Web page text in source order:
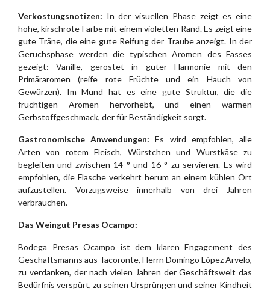
Verkostungsnotizen: In der visuellen Phase zeigt es eine
hohe, kirschrote Farbe mit einem violetten Rand. Es zeigt eine
gute Träne, die eine gute Reifung der Traube anzeigt. In der
Geruchsphase werden die typischen Aromen des Fasses
gezeigt: Vanille, geröstet in guter Harmonie mit den
Primäraromen (reife rote Früchte und ein Hauch von
Gewürzen). Im Mund hat es eine gute Struktur, die die
fruchtigen Aromen hervorhebt, und einen warmen
Gerbstoffgeschmack, der für Beständigkeit sorgt.
Gastronomische Anwendungen: Es wird empfohlen, alle
Arten von rotem Fleisch, Würstchen und Wurstkäse zu
begleiten und zwischen 14 ° und 16 ° zu servieren. Es wird
empfohlen, die Flasche verkehrt herum an einem kühlen Ort
aufzustellen. Vorzugsweise innerhalb von drei Jahren
verbrauchen.
Das Weingut Presas Ocampo:
Bodega Presas Ocampo ist dem klaren Engagement des
Geschäftsmanns aus Tacoronte, Herrn Domingo López Arvelo,
zu verdanken, der nach vielen Jahren der Geschäftswelt das
Bedürfnis verspürt, zu seinen Ursprüngen und seiner Kindheit